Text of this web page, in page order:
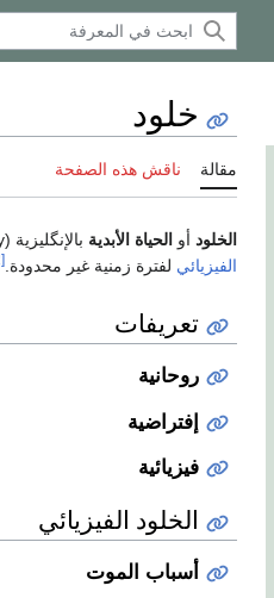
خلود
مقالة ناقش هذه الصفحة
الخلود أو الحياة الأبدية بالإنگليزية (Immortality) ، هو مفهموم
الفيزيائي لفترة زمنية غير محدودة. [2]
تعريفات
روحانية
إفتراضية
فيزيائية
الخلود الفيزيائي
أسباب الموت